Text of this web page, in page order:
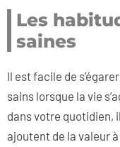
Les
saines
Il est facile de
sains lorsque la vie
dans votre quotidien,
ajoutent de la valeur